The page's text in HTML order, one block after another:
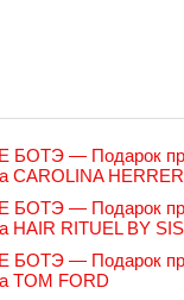
БОТЭ — Подарок
CAROLINA
БОТЭ — Подарок
HAIR RITUEL BY
БОТЭ — Подарок
TOM FORD